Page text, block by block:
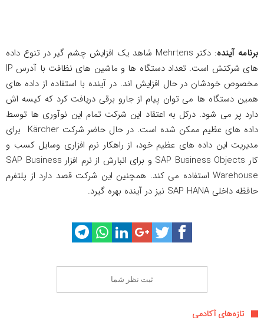
برنامه آینده
: دکتر Mehrtens شاهد یک افزایش چشم گیر در تنوع داده
های شرکتش است. تعداد دستگاه ها و ماشین های نظافت با آدرس IP
مخصوص خودشان در حال افزایش اند. در آینده با استفاده از داده های
همین دستگاه ها می توان پیام از جارو برقی دریافت کرد که کیسه اش
دارد پر می شود. درکل به اعتقاد این شرکت تمام این نوآوری ها توسط
داده های عظیم ممکن شده است. در حال حاضر شرکت Kärcher برای
مدیریت این داده های عظیم خود، از راهکار نرم افزاری وسایل کسب و
کار SAP Business Objects و برای انبارش از نرم افزار SAP Business
Warehouse استفاده می کند. همچنین این شرکت قصد دارد از پلتفرم
حافظه داخلی SAP HANA نیز در آینده بهره گیرد.
ثبت نظر شما
تازه‌های آکادمی